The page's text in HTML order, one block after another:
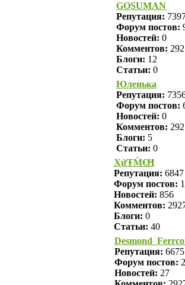
GOSUMAN
Репутация:
Форум постов:
Новостей: 0
Комментов:
Блоги: 12
Статьи: 0
Юленька
Репутация:
Форум постов:
Новостей: 0
Комментов:
Блоги: 5
Статьи: 0
ҲửŦṀ€Ħ
Репутация: 6847
Форум постов:
Новостей: 856
Комментов:
Блоги: 0
Статьи: 40
Репутация: 6675
Форум постов:
Новостей: 27